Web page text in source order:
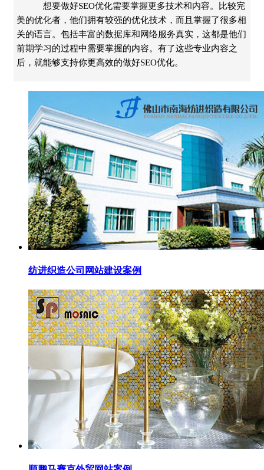
想要做好SEO优化需要掌握更多技术和内容。比较完
美的优化者，他们拥有较强的优化技术，而且掌握了很多相
关的语言。包括丰富的数据库和网络服务真实，这都是他们
前期学习的过程中需要掌握的内容。有了这些专业内容之
后，就能够支持你更高效的做好SEO优化。
纺进织造公司网站建设案例